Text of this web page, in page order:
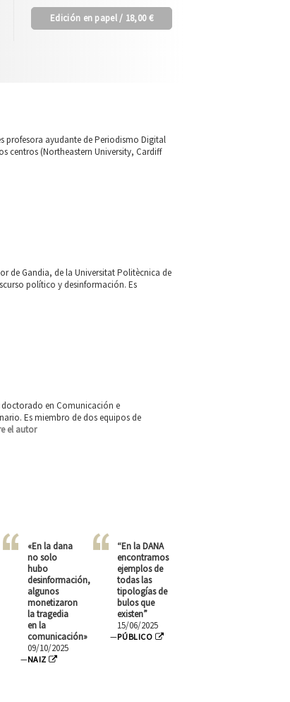
Edición en papel/ 18,00 €
profesora ayudante de Periodismo Digital
centros (Northeastern University, Cardiff
de Gandia, de la Universitat Politècnica de
político y desinformación. Es
doctorado en Comunicación e
Es miembro de dos equipos de
el autor
«En la dana
no solo
hubo
desinformación,
algunos
monetizaron
la tragedia
en la
comunicación»
09/10/2025
—NAIZ
“En la DANA
encontramos
ejemplos de
todas las
tipologías de
bulos que
existen”
15/06/2025
—PÚBLICO